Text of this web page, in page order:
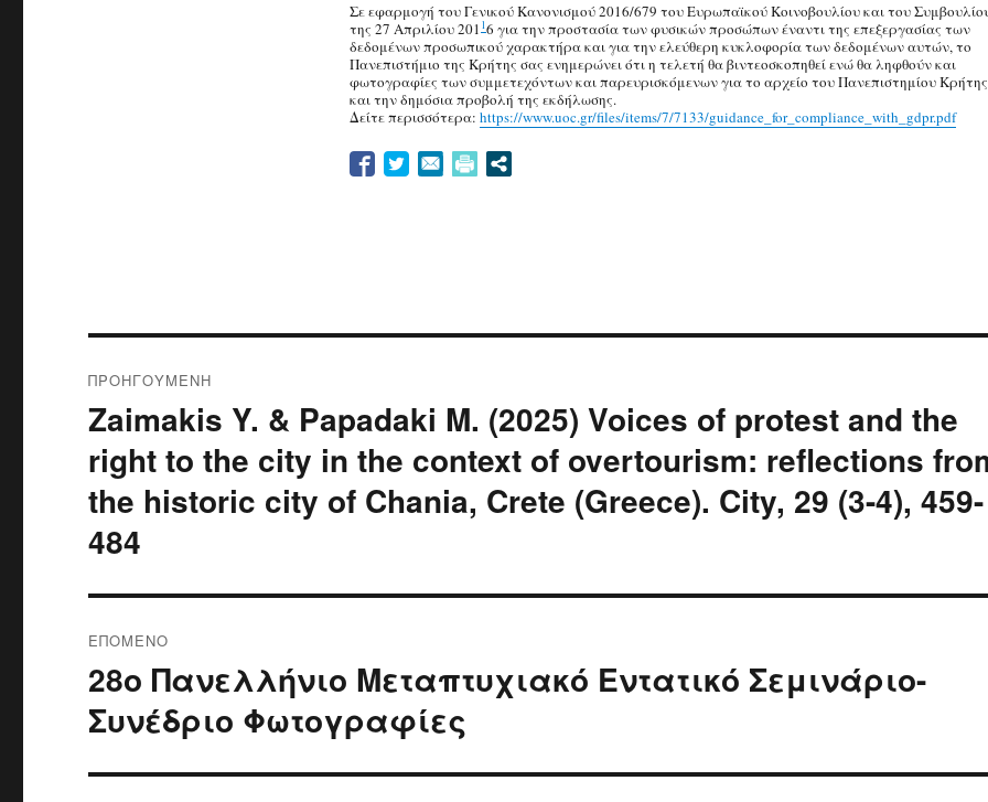
Σε εφαρμογή του Γενικού Κανονισμού 2016/679 του Ευρωπαϊκού Κοινοβουλίου και του
της 27 Απριλίου 201 16 για την προστασία των φυσικών προσώπων έναντι της επεξεργασίας των
δεδομένων προσωπικού χαρακτήρα και για την ελεύθερη κυκλοφορία των δεδομένων αυτών, το
Πανεπιστήμιο της Κρήτης σας ενημερώνει ότι η τελετή θα βιντεοσκοπηθεί ενώ θα ληφθούν και
φωτογραφίες των συμμετεχόντων και παρευρισκόμενων για το αρχείο του Πανεπιστημίου Κρήτης
και την δημόσια προβολή της εκδήλωσης.
Δείτε περισσότερα: https://www.uoc.gr/files/items/7/7133/guidance_for_compliance_with_gdpr.pdf
άρθρων
ΠΡΟΗΓΟΎΜΕΝΗ
Προηγούμενο
άρθρο:
Zaimakis Y. & Papadaki M. (2025) Voices of protest and the
right to the city in the context of overtourism: reflections
the historic city of Chania, Crete (Greece). City, 29 (3-4), 459-
484
ΕΠΌΜΕΝΟ
Επόμενο
άρθρο:
28ο Πανελλήνιο Μεταπτυχιακό Εντατικό Σεμινάριο-
Συνέδριο Φωτογραφίες